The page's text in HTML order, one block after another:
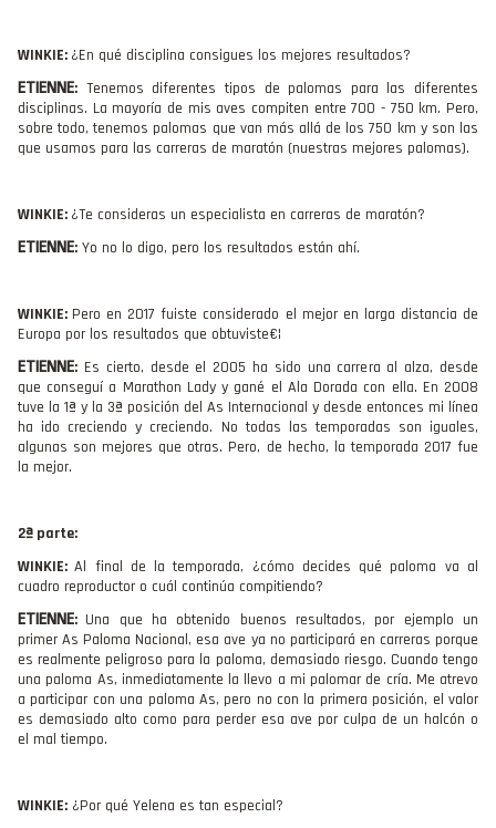
WINKIE: ¿En qué disciplina consigues los mejores resultados?
ETIENNE: Tenemos diferentes tipos de palomas para las diferentes
disciplinas. La mayoría de mis aves compiten entre 700 - 750 km. Pero,
sobre todo, tenemos palomas que van más allá de los 750 km y son las
que usamos para las carreras de maratón (nuestras mejores palomas).
WINKIE: ¿Te consideras un especialista en carreras de maratón?
ETIENNE: Yo no lo digo, pero los resultados están ahí.
WINKIE: Pero en 2017 fuiste considerado el mejor en larga distancia de
Europa por los resultados que obtuviste€¦
ETIENNE: Es cierto, desde el 2005 ha sido una carrera al alza, desde
que conseguí a Marathon Lady y gané el Ala Dorada con ella. En 2008
tuve la 1ª y la 3ª posición del As Internacional y desde entonces mi línea
ha ido creciendo y creciendo. No todas las temporadas son iguales,
algunas son mejores que otras. Pero, de hecho, la temporada 2017 fue
la mejor.
2ª parte:
WINKIE:Al final de la temporada, ¿cómo decides qué paloma va al
cuadro reproductor o cuál continúa compitiendo?
ETIENNE: Una que ha obtenido buenos resultados, por ejemplo un
primer As Paloma Nacional, esa ave ya no participará en carreras porque
es realmente peligroso para la paloma, demasiado riesgo. Cuando tengo
una paloma As, inmediatamente la llevo a mi palomar de cría. Me atrevo
a participar con una paloma As, pero no con la primera posición, el valor
es demasiado alto como para perder esa ave por culpa de un halcón o
el mal tiempo.
WINKIE: ¿Por qué Yelena es tan especial?